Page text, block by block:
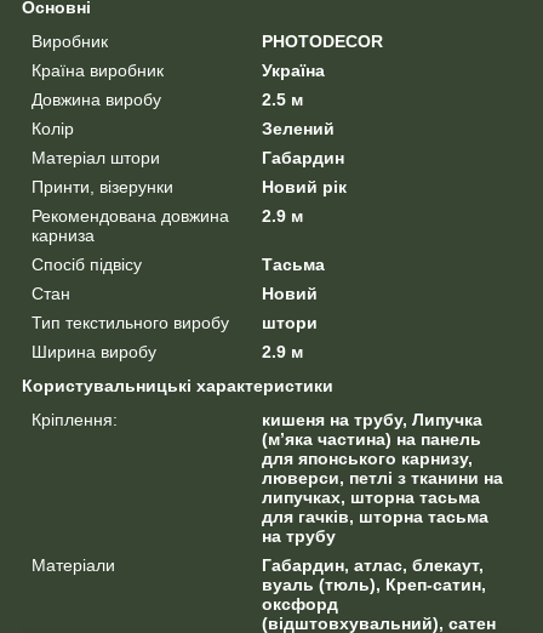
Основні
Виробник
PHOTODECOR
Країна виробник
Україна
Довжина виробу
2.5 м
Колір
Зелений
Матеріал штори
Габардин
Принти, візерунки
Новий рік
Рекомендована довжина
карниза
2.9 м
Спосіб підвісу
Тасьма
Стан
Новий
Тип текстильного виробу
штори
Ширина виробу
2.9 м
Користувальницькі характеристики
Кріплення:
кишеня на трубу, Липучка
(м’яка частина) на панель
для японського карнизу,
люверси, петлі з тканини на
липучках, шторна тасьма
для гачків, шторна тасьма
на трубу
Матеріали
Габардин, атлас, блекаут,
вуаль (тюль), Креп-сатин,
оксфорд
(відштовхувальний), сатен